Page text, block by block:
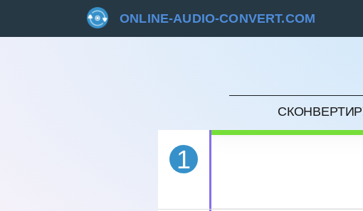
ONLINE-AUDIO-CONVERT.COM
1